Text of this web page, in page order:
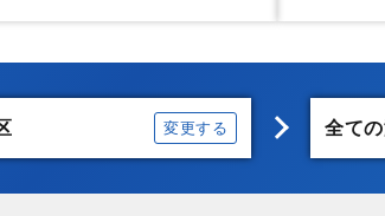
変更する 全て